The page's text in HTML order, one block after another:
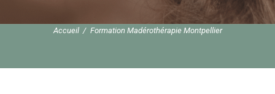
Accueil Formation Madérothérapie Montpellier